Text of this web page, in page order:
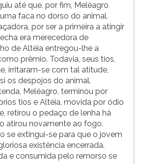
até que, por fim, Meléagro
faca no dorso do animal.
por ser a primeira a atingir
era merecedora de
de Altéia entregou-lhe a
prêmio. Todavia, seus tios,
irritaram-se com tal atitude,
os despojos do animal.
Meléagro, terminou por
tios e Altéia, movida por ódio
retirou o pedaço de lenha há
atirou novamente ao fogo.
se extingui-se para que o jovem
existência encerrada.
e consumida pelo remorso se